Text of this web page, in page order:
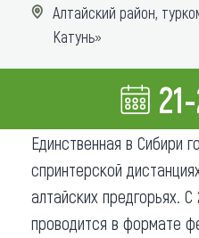
Новости
Коллекция
Другие рубрики
ДОБАВИТЬ
Алтайский район,
Катунь»
Единственная в Сибири
спринтерской
алтайских предгорьях.
проводится в формате